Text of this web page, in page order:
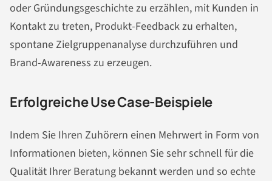
oder Gründungsgeschichte zu erzählen, mit Kunden in
Kontakt zu treten, Produkt-Feedback zu erhalten,
spontane Zielgruppenanalyse durchzuführen und
Brand-Awareness zu erzeugen.
Erfolgreiche Use Case-Beispiele
Indem Sie Ihren Zuhörern einen Mehrwert in Form von
Informationen bieten, können Sie sehr schnell für die
Qualität Ihrer Beratung bekannt werden und so echte